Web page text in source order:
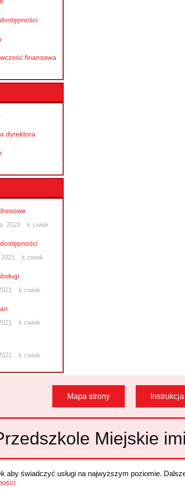
finansowa
dyrektora
2023 k.cwiek
k.cwiek
k.cwiek
k.cwiek
k.cwiek
Mapa strony
Miejskie
aby świadczyć usługi na najwyższym poziomie.